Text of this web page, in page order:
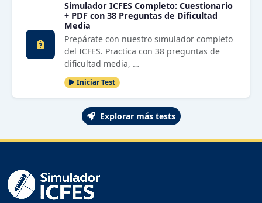
Simulador ICFES Completo: Cuestionario
+ PDF con 38 Preguntas de Dificultad
Media
Prepárate con nuestro simulador completo
del ICFES. Practica con 38 preguntas de
dificultad media, …
Iniciar Test
Explorar más tests